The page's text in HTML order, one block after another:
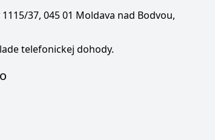
37, 045 01 Moldava nad Bodvou,
telefonickej dohody.